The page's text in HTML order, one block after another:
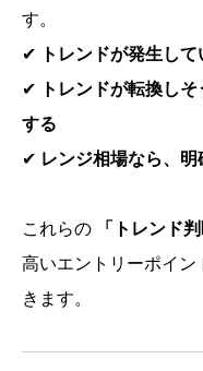
す。
✔
トレンドが発生し
✔
トレンドが転換し
する
✔ レンジ相場なら、
これらの 「トレンド判
高いエントリーポイ
きます。